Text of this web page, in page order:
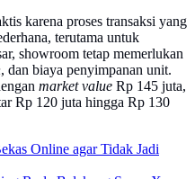
karena proses transaksi yang
terutama untuk
showroom tetap memerlukan
, dan biaya penyimpanan unit.
market value Rp 145 juta,
Rp 120 juta hingga Rp 130
Online agar Tidak Jadi